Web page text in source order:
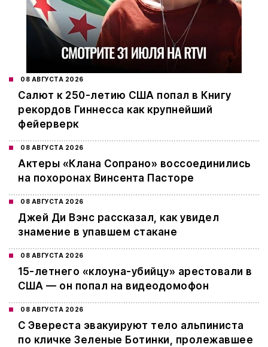
08 АВГУСТА 2026
Салют к 250-летию США попал в Книгу
рекордов Гиннесса как крупнейший
фейерверк
08 АВГУСТА 2026
Актеры «Клана Сопрано» воссоединились
на похоронах Винсента Пасторе
08 АВГУСТА 2026
Джей Ди Вэнс рассказал, как увидел
знамение в упавшем стакане
08 АВГУСТА 2026
15-летнего «клоуна-убийцу» арестовали в
США — он попал на видеодомофон
08 АВГУСТА 2026
С Эвереста эвакуируют тело альпиниста
по кличке Зеленые Ботинки, пролежавшее